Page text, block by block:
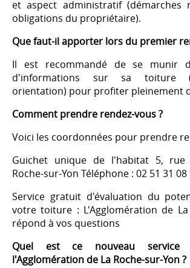
et aspect administratif (démarches
obligations du propriétaire).
Que faut-il apporter lors du premier
Il est recommandé de se munir
d'informations sur sa toiture
orientation) pour profiter pleinement
Comment prendre rendez-vous ?
Voici les coordonnées pour prendre
Guichet unique de l'habitat 5, rue
Roche-sur-Yon Téléphone : 02 51 31 08
Service gratuit d'évaluation du
votre toiture : L'Agglomération de La
répond à vos questions
Quel est ce nouveau service
l'Agglomération de La Roche-sur-Yon ?